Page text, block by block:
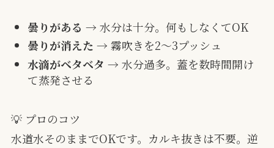
曇りがある → 水分は十分。何もしなくてOK
曇りが消えた → 霧吹きを2〜3プッシュ
水滴がベタベタ → 水分過多。蓋を数時間開け
て蒸発させる
💡 プロのコツ
水道水そのままでOKです。カルキ抜きは不要。逆